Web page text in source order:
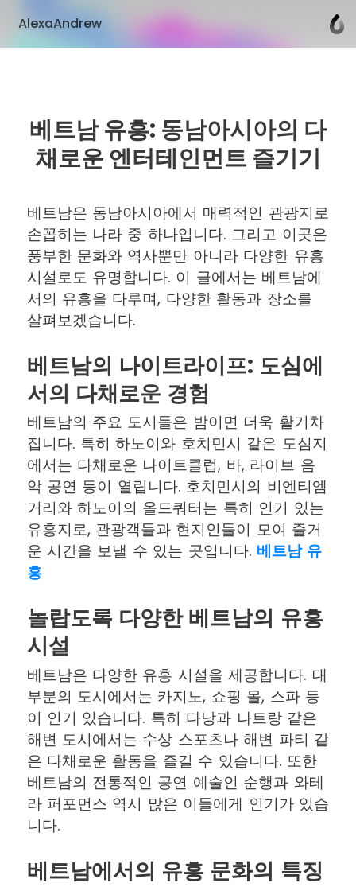
AlexaAndrew
베트남 유흥: 동남아시아의 다
채로운 엔터테인먼트 즐기기
베트남은 동남아시아에서 매력적인 관광지로
손꼽히는 나라 중 하나입니다. 그리고 이곳은
풍부한 문화와 역사뿐만 아니라 다양한 유흥
시설로도 유명합니다. 이 글에서는 베트남에
서의 유흥을 다루며, 다양한 활동과 장소를
살펴보겠습니다.
베트남의 나이트라이프: 도심에
서의 다채로운 경험
베트남의 주요 도시들은 밤이면 더욱 활기차
집니다. 특히 하노이와 호치민시 같은 도심지
에서는 다채로운 나이트클럽, 바, 라이브 음
악 공연 등이 열립니다. 호치민시의 비엔티엠
거리와 하노이의 올드쿼터는 특히 인기 있는
유흥지로, 관광객들과 현지인들이 모여 즐거
운 시간을 보낼 수 있는 곳입니다. 베트남 유
흥
놀랍도록 다양한 베트남의 유흥
시설
베트남은 다양한 유흥 시설을 제공합니다. 대
부분의 도시에서는 카지노, 쇼핑 몰, 스파 등
이 인기 있습니다. 특히 다낭과 나트랑 같은
해변 도시에서는 수상 스포츠나 해변 파티 같
은 다채로운 활동을 즐길 수 있습니다. 또한
베트남의 전통적인 공연 예술인 순행과 와테
라 퍼포먼스 역시 많은 이들에게 인기가 있습
니다.
베트남에서의 유흥 문화의 특징